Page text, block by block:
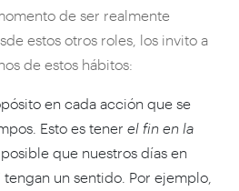
de ser realmente
estos otros roles, los invito a
de estos hábitos:
en cada acción que se
Esto es tenerel fin en la
posible que nuestros días en
tengan un sentido. Por ejemplo,